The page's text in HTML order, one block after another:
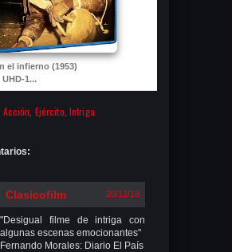
el infierno (1953)
UHD-1...
Acción Ejército Intriga
Clasicofilm 20/12/18
"Desigual filme de intriga con
algunas escenas emocionantes"
Fernando Morales: Diario El País